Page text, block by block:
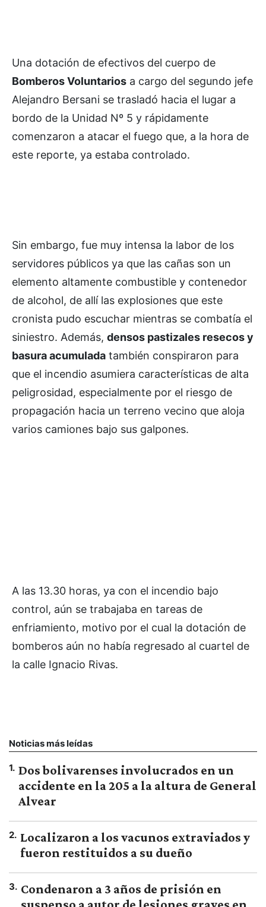
Una dotación de efectivos del cuerpo de
Bomberos Voluntarios a cargo del segundo jefe
Alejandro Bersani se trasladó hacia el lugar a
bordo de la Unidad Nº 5 y rápidamente
comenzaron a atacar el fuego que, a la hora de
este reporte, ya estaba controlado.
Sin embargo, fue muy intensa la labor de los
servidores públicos ya que las cañas son un
elemento altamente combustible y contenedor
de alcohol, de allí las explosiones que este
cronista pudo escuchar mientras se combatía el
siniestro. Además, densos pastizales resecos y
basura acumulada también conspiraron para
que el incendio asumiera características de alta
peligrosidad, especialmente por el riesgo de
propagación hacia un terreno vecino que aloja
varios camiones bajo sus galpones.
A las 13.30 horas, ya con el incendio bajo
control, aún se trabajaba en tareas de
enfriamiento, motivo por el cual la dotación de
bomberos aún no había regresado al cuartel de
la calle Ignacio Rivas.
Noticias más leídas
1. Dos bolivarenses involucrados en un
accidente en la 205 a la altura de General
Alvear
2. Localizaron a los vacunos extraviados y
fueron restituidos a su dueño
3. Condenaron a 3 años de prisión en